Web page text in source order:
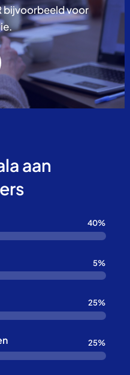
bijvoorbeeld voor
aan
40%
5%
25%
25%